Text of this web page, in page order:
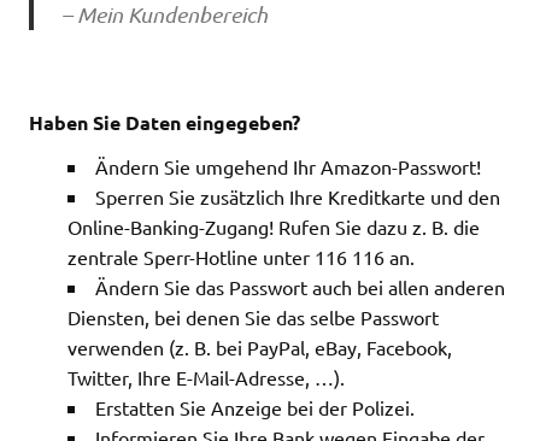
– Mein Kundenbereich
Haben Sie Daten eingegeben?
Ändern Sie umgehend Ihr Amazon-Passwort!
Sperren Sie zusätzlich Ihre Kreditkarte und den
Online-Banking-Zugang! Rufen Sie dazu z. B. die
zentrale Sperr-Hotline unter 116 116 an.
Ändern Sie das Passwort auch bei allen anderen
Diensten, bei denen Sie das selbe Passwort
verwenden (z. B. bei PayPal, eBay, Facebook,
Twitter, Ihre E-Mail-Adresse, …).
Erstatten Sie Anzeige bei der Polizei.